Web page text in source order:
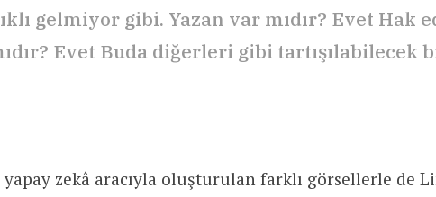
gelmiyor gibi. Yazan var mıdır? Evet Hak
Evet Buda diğerleri gibi tartışılabilecek
yapay zekâ aracıyla oluşturulan farklı görsellerle de